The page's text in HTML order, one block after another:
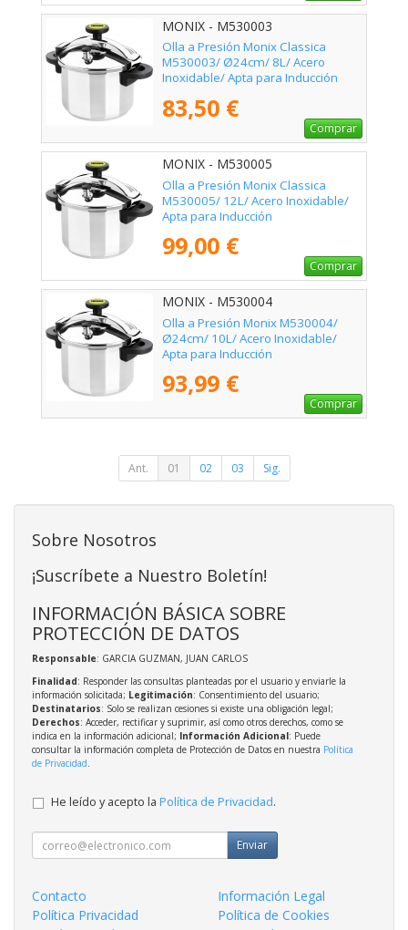
MONIX - M530003
Olla a Presión Monix Classica
M530003/ Ø24cm/ 8L/ Acero
Inoxidable/ Apta para Inducción
83,50 €
Comprar
MONIX - M530005
Olla a Presión Monix Classica
M530005/ 12L/ Acero Inoxidable/
Apta para Inducción
99,00 €
Comprar
MONIX - M530004
Olla a Presión Monix M530004/
Ø24cm/ 10L/ Acero Inoxidable/
Apta para Inducción
93,99 €
Comprar
Ant. 01 02 03 Sig.
Sobre Nosotros
¡Suscríbete a Nuestro Boletín!
INFORMACIÓN BÁSICA SOBRE
PROTECCIÓN DE DATOS
Responsable: GARCIA GUZMAN, JUAN CARLOS
Finalidad: Responder las consultas planteadas por el usuario y enviarle la
información solicitada; Legitimación: Consentimiento del usuario;
Destinatarios: Solo se realizan cesiones si existe una obligación legal;
Derechos: Acceder, rectificar y suprimir, así como otros derechos, como se
indica en la información adicional; Información Adicional: Puede
consultar la información completa de Protección de Datos en nuestra Política
de Privacidad.
He leído y acepto la Política de Privacidad.
Enviar
Contacto
Información Legal
Política Privacidad
Política de Cookies